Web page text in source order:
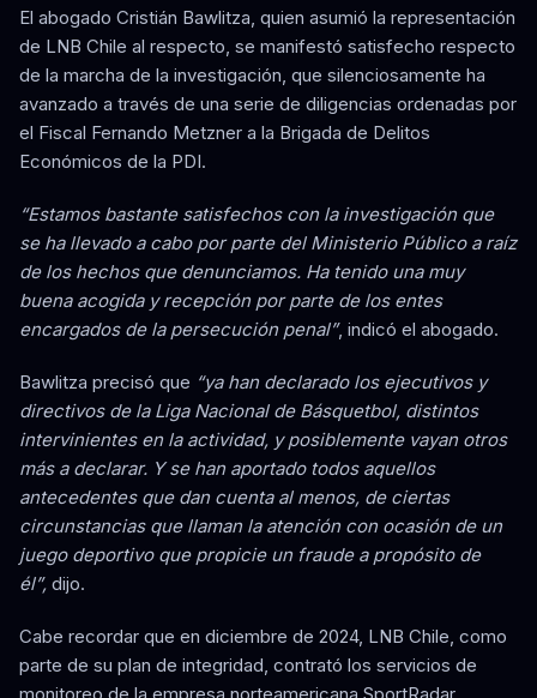
El abogado Cristián Bawlitza, quien asumió la representación
de LNB Chile al respecto, se manifestó satisfecho respecto
de la marcha de la investigación, que silenciosamente ha
avanzado a través de una serie de diligencias ordenadas por
el Fiscal Fernando Metzner a la Brigada de Delitos
Económicos de la PDI.
“Estamos bastante satisfechos con la investigación que
se ha llevado a cabo por parte del Ministerio Público a raíz
de los hechos que denunciamos. Ha tenido una muy
buena acogida y recepción por parte de los entes
encargados de la persecución penal”, indicó el abogado.
Bawlitza precisó que “ya han declarado los ejecutivos y
directivos de la Liga Nacional de Básquetbol, distintos
intervinientes en la actividad, y posiblemente vayan otros
más a declarar. Y se han aportado todos aquellos
antecedentes que dan cuenta al menos, de ciertas
circunstancias que llaman la atención con ocasión de un
juego deportivo que propicie un fraude a propósito de
él”, dijo.
Cabe recordar que en diciembre de 2024, LNB Chile, como
parte de su plan de integridad, contrató los servicios de